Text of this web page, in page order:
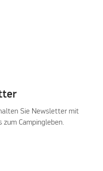
Sie Newsletter mit
zum Campingleben.